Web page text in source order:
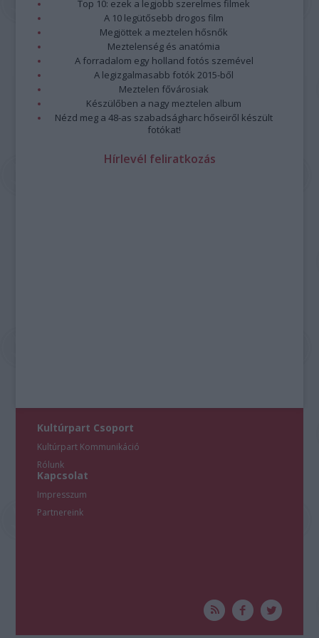
Top 10: ezek a legjobb szerelmes filmek
A 10 legütősebb drogos film
Megjöttek a meztelen hősnők
Meztelenség és anatómia
A forradalom egy holland fotós szemével
A legizgalmasabb fotók 2015-ből
Meztelen fővárosiak
Készülőben a nagy meztelen album
Nézd meg a 48-as szabadságharc hőseiről készült
fotókat!
Hírlevél feliratkozás
Kultúrpart Csoport
Kultúrpart Kommunikáció
Rólunk
Kapcsolat
Impresszum
Partnereink